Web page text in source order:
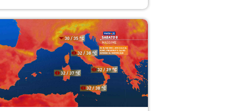
anche al Nord.